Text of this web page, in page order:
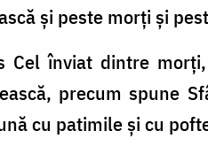
și peste morți și
Cel înviat dintre
precum spune
cu patimile și cu